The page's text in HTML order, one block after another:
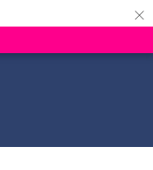
×